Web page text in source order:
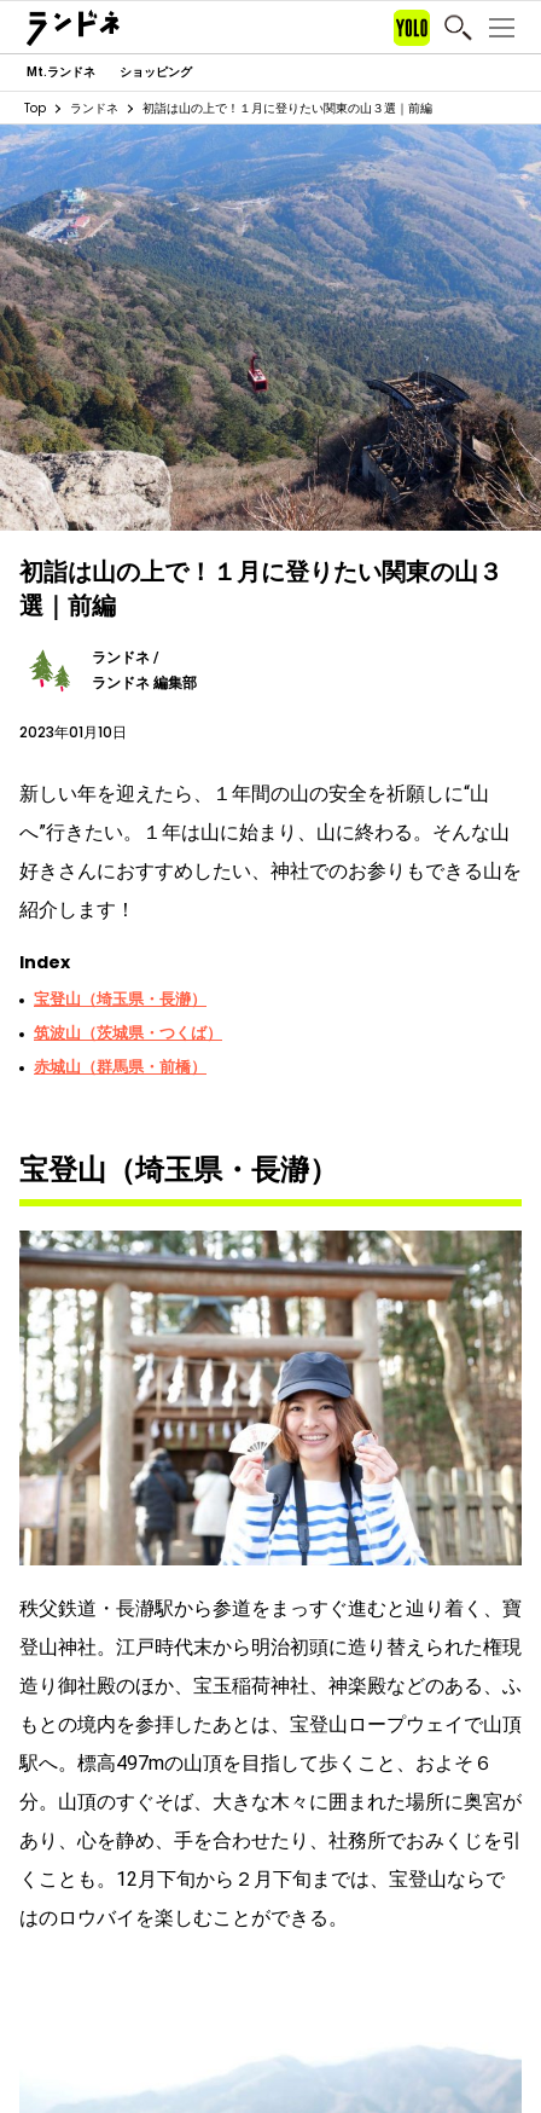
Mt.ランドネ ショッピング
Top ランドネ 初詣は山の上で！１月に登りたい関東の山３選｜前編
初詣は山の上で！１月に登りたい関東の山３
選｜前編
ランドネ /
ランドネ 編集部
2023年01月10日
新しい年を迎えたら、１年間の山の安全を祈願しに“山
へ”行きたい。１年は山に始まり、山に終わる。そんな山
好きさんにおすすめしたい、神社でのお参りもできる山を
紹介します！
Index
宝登山（埼玉県・長瀞）
筑波山（茨城県・つくば）
赤城山（群馬県・前橋）
宝登山（埼玉県・長瀞）
秩父鉄道・長瀞駅から参道をまっすぐ進むと辿り着く、寶
登山神社。江戸時代末から明治初頭に造り替えられた権現
造り御社殿のほか、宝玉稲荷神社、神楽殿などのある、ふ
もとの境内を参拝したあとは、宝登山ロープウェイで山頂
駅へ。標高497mの山頂を目指して歩くこと、およそ６
分。山頂のすぐそば、大きな木々に囲まれた場所に奥宮が
あり、心を静め、手を合わせたり、社務所でおみくじを引
くことも。12月下旬から２月下旬までは、宝登山ならで
はのロウバイを楽しむことができる。